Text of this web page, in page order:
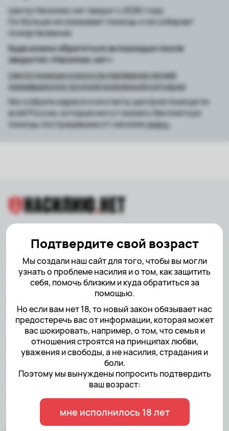
Подтвердите свой возраст
Мы создали наш сайт для того, чтобы вы могли
узнать о проблеме насилия и о том, как защитить
себя, помочь близким и куда обратиться за
помощью.
Но если вам нет 18, то новый закон обязывает нас
предостеречь вас от информации, которая может
вас шокировать, например, о том, что семья и
отношения строятся на принципах любви,
уважения и свободы, а не насилия, страдания и
боли.
Поэтому мы вынуждены попросить подтвердить
ваш возраст:
мне исполнилось 18 лет
Центр Насилию.нет закрыт с 2026 года.
Он больше не оказывает помощь и не собирает
пожертвования.
Куда можно обратиться за помощью после
закрытия «Насилию.нет»
Центр помощи и консультирования людей,
оказавшихся в трудной жизненной ситуации
Мы собрали адреса и контакты центров помощи по
всей России, которые могут оказать бесплатную
помощь пострадавшим от насилияздесь
18+ НАСТОЯЩИЙ МАТЕРИАЛ
(ИНФОРМАЦИЯ) ПРОИЗВЕДЕН,
РАСПРОСТРАНЕН И (ИЛИ)
НАПРАВЛЕН ИНОСТРАННЫМ
АГЕНТОМ АНО«ЦЕНТР ПО
РАБОТЕ С ПРОБЛЕМОЙ
НАСИЛИЯ» ЛИБО КАСАЕТСЯ
ИНОСТРАННОГО АГЕНТА АНО
«ЦЕНТР ПО РАБОТЕ С
ПРОБЛЕМОЙ НАСИЛИЯ»